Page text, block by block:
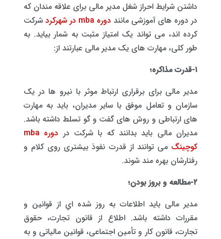
داشتن شرایط احراز شغل مدیر مالی برای علاقه مندان که
در دوره های آموزشی مانند دوره mba در شهرکرد
شرکت
کرده اند، می تواند یک امتیاز مثبت به شمار بیاید. به
طور کلی، مهارت های یک مدیر مالی عبارتند از:
۱-قدرت مذاکره؛
مدیر مالی برای برقراری ارتباط موثر با نیرو ها در یک
سازمان و تعامل موفق با سایر مدیران، باید به مهارت
های ارتباطی و روش های گفت و گو تسلط داشته باشد.
مدیران مالی باید بدانند که با شرکت در
دوره mba
کوچینگ می توانند از قدرت نفوذ بیشتری روی کلام و
رفتارشان بهره مند شوند.
۲-مطالعه و بروز بودن؛
مدیر مالی باید اطلاعات به روز شده ‌اي از قوانین و
مقررات داشته باشد. اطلاع از قانون تجارت، حقوق
تجارت، قانون کار و تأمین اجتماعی، قوانین مالیاتی و به